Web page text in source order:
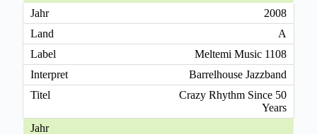
2008
A
Meltemi Music 1108
Barrelhouse Jazzband
Crazy Rhythm Since 50
Years